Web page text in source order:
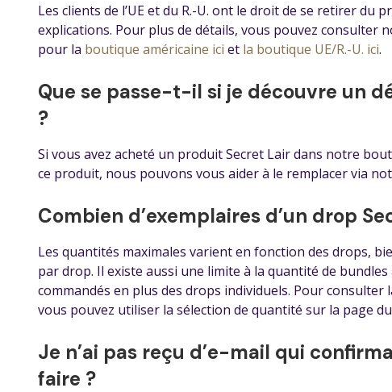
Les clients de l’UE et du R.-U. ont le droit de se retirer du
explications. Pour plus de détails, vous pouvez consulter
pour la boutique américaine ici et la boutique UE/R.-U. ici.
Que se passe-t-il si je découvre un
?
Si vous avez acheté un produit Secret Lair dans notre
ce produit, nous pouvons vous aider à le remplacer via
Combien d’exemplaires d’un drop
Les quantités maximales varient en fonction des drops,
par drop. Il existe aussi une limite à la quantité de
commandés en plus des drops individuels. Pour
vous pouvez utiliser la sélection de quantité sur la page
Je n’ai pas reçu d’e-mail qui
faire ?